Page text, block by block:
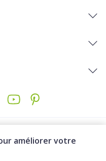
améliorer votre